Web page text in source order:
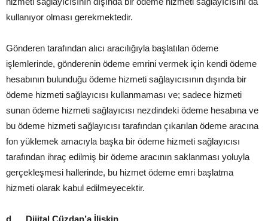
kullanıyor olması gerekmektedir.
Gönderen tarafından alıcı aracılığıyla başlatılan ödeme
işlemlerinde, gönderenin ödeme emrini vermek için kendi ödeme
hesabının bulunduğu ödeme hizmeti sağlayıcısının dışında bir
ödeme hizmeti sağlayıcısı kullanmaması ve; sadece hizmeti
sunan ödeme hizmeti sağlayıcısı nezdindeki ödeme hesabına ve
bu ödeme hizmeti sağlayıcısı tarafından çıkarılan ödeme aracına
fon yüklemek amacıyla başka bir ödeme hizmeti sağlayıcısı
tarafından ihraç edilmiş bir ödeme aracının saklanması yoluyla
gerçekleşmesi hallerinde, bu hizmet ödeme emri başlatma
hizmeti olarak kabul edilmeyecektir.